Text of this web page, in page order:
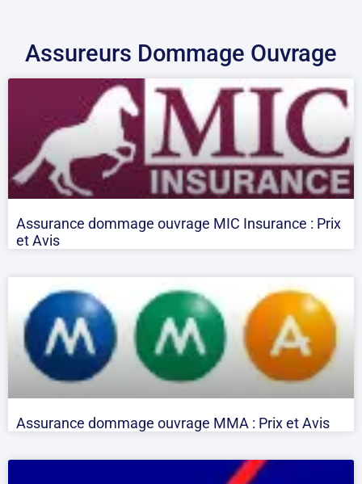
Assureurs Dommage Ouvrage
Assurance dommage ouvrage MIC Insurance : Prix
et Avis
Assurance dommage ouvrage MMA : Prix et Avis